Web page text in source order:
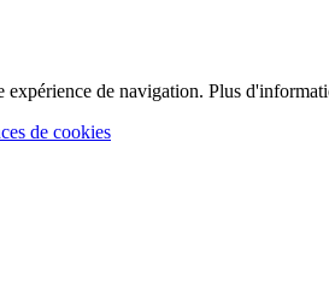
de navigation. Plus
de cookies